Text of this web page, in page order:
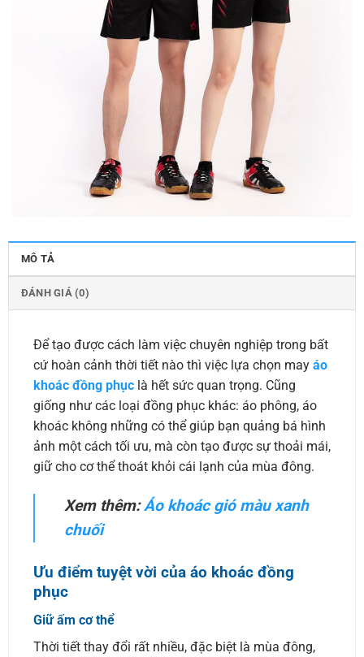
MÔ TẢ
ĐÁNH GIÁ (0)
Để tạo được cách làm việc chuyên nghiệp trong bất
cứ hoàn cảnh thời tiết nào thì việc lựa chọn may áo
khoác đồng phụclà hết sức quan trọng. Cũng
giống như các loại đồng phục khác: áo phông, áo
khoác không những có thể giúp bạn quảng bá hình
ảnh một cách tối ưu, mà còn tạo được sự thoải mái,
giữ cho cơ thể thoát khỏi cái lạnh của mùa đông.
Xem thêm:Áo khoác gió màu xanh
chuối
Ưu điểm tuyệt vời của áo khoác đồng
phục
Giữ ấm cơ thể
Thời tiết thay đổi rất nhiều, đặc biệt là mùa đông,